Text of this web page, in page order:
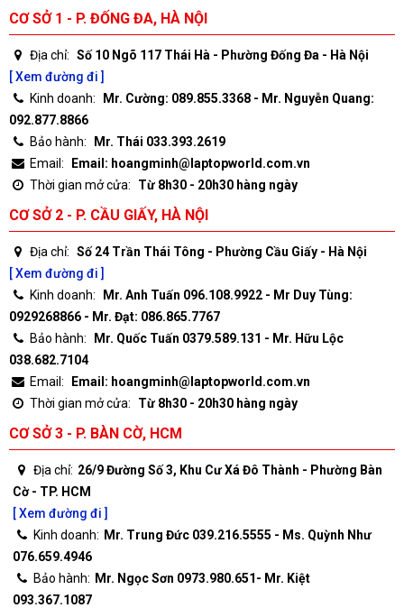
CƠ SỞ 1 - P. ĐỐNG ĐA, HÀ NỘI
Địa chỉ: Số 10 Ngõ 117 Thái Hà - Phường Đống Đa - Hà Nội
[ Xem đường đi ]
Kinh doanh:
Mr. Cường: 089.855.3368 - Mr. Nguyễn Quang:
092.877.8866
Bảo hành:
Mr. Thái 033.393.2619
Email:
Email: hoangminh@laptopworld.com.vn
Thời gian mở cửa:
Từ 8h30 - 20h30 hàng ngày
CƠ SỞ 2 - P. CẦU GIẤY, HÀ NỘI
Địa chỉ: Số 24 Trần Thái Tông - Phường Cầu Giấy - Hà Nội
[ Xem đường đi ]
Kinh doanh:
Mr. Anh Tuấn 096.108.9922 - Mr Duy Tùng:
0929268866 - Mr. Đạt: 086.865.7767
Bảo hành:
Mr. Quốc Tuấn 0379.589.131 - Mr. Hữu Lộc
038.682.7104
Email:
Email: hoangminh@laptopworld.com.vn
Thời gian mở cửa:
Từ 8h30 - 20h30 hàng ngày
CƠ SỞ 3 - P. BÀN CỜ, HCM
Địa chỉ: 26/9 Đường Số 3, Khu Cư Xá Đô Thành - Phường Bàn
Cờ - TP. HCM
[ Xem đường đi ]
Kinh doanh: Mr. Trung Đức 039.216.5555 - Ms. Quỳnh Như
076.659.4946
Bảo hành: Mr. Ngọc Sơn 0973.980.651- Mr. Kiệt
093.367.1087